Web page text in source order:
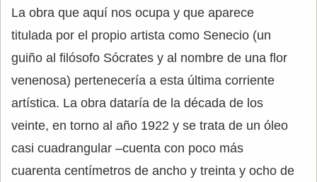
La obra que aquí nos ocupa y que aparece
titulada por el propio artista como Senecio (un
guiño al filósofo Sócrates y al nombre de una flor
venenosa) pertenecería a esta última corriente
artística. La obra dataría de la década de los
veinte, en torno al año 1922 y se trata de un óleo
casi cuadrangular –cuenta con poco más
cuarenta centímetros de ancho y treinta y ocho de